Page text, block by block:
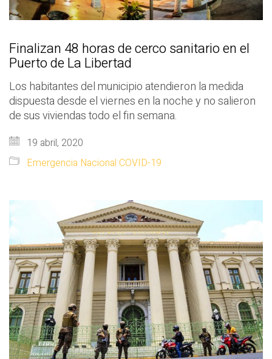
Finalizan 48 horas de cerco sanitario en el
Puerto de La Libertad
Los habitantes del municipio atendieron la medida
dispuesta desde el viernes en la noche y no salieron
de sus viviendas todo el fin semana.
19 abril, 2020
Emergencia Nacional COVID-19